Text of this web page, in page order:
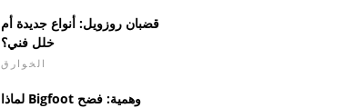
قضبان روزويل: أنواع جديدة أم
خلل فني؟
الخوارق
لماذا Bigfoot وهمية: فضح